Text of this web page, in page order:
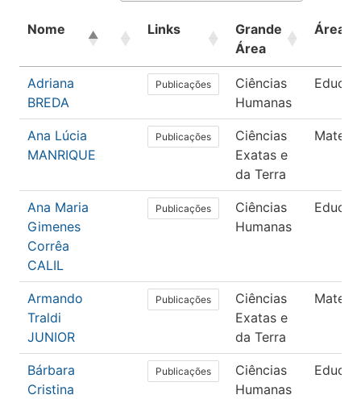
Nome Links
Grande
Área
Área
Adriana
BREDA
Publicações
Ciências
Humanas
Ana Lúcia
MANRIQUE
Publicações
Ciências
Exatas e
da Terra
Ana Maria
Gimenes
Corrêa
CALIL
Publicações
Ciências
Humanas
Armando
Traldi
JUNIOR
Publicações
Ciências
Exatas e
da Terra
Bárbara
Cristina
Publicações
Ciências
Humanas